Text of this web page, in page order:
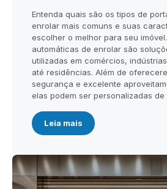
Entenda quais são os tipos de
enrolar mais comuns e suas
escolher o melhor para seu
automáticas de enrolar são
utilizadas em comércios,
até residências. Além de
segurança e excelente
elas podem ser personalizadas
Leia mais